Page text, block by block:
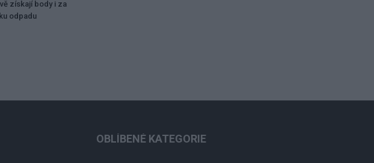
získají body i za
odpadu
OBLÍBENÉ KATEGORIE